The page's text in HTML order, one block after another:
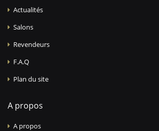
Actualités
Salons
Revendeurs
F.A.Q
Plan du site
A propos
A propos